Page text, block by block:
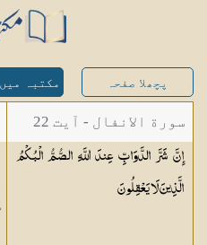
پچھلا صفحہ مکتبہ
سورة الانفال - آیت 22
إِنَّ شَرَّ الدَّوَابِّ عِندَ اللَّهِ الصُّمُّ الْبُكْمُ
الَّذِينَ لَايَعْقِلُونَ